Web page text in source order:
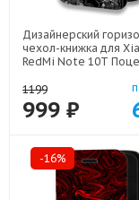
Дизайнерский
чехол-книжка для
RedMi Note 10T
1199
999 ₽
-16%